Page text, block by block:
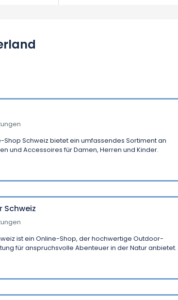
Shop Schweiz bietet ein umfassendes Sortiment an
und Accessoires für Damen, Herren und Kinder.
Schweiz
ist ein Online-Shop, der hochwertige Outdoor-
für anspruchsvolle Abenteuer in der Natur anbietet.